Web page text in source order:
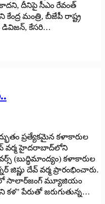
దీనిపై సీఎం రేవంత్
మంత్రి, బీజేపీ రాష్ట్ర
డివిజన్, కేసరి…
ప్రత్యేకమైన కళాకారుల
దేవ్ వర్మ హైదరాబాద్‌లోని
(బుద్ధిమాంద్యం) కళాకారుల
జిష్ణు దేవ్ వర్మ ప్రారంభించారు.
సాలార్‌జంగ్ మ్యూజియం
కళ” పేరుతో జరుగుతున్న…